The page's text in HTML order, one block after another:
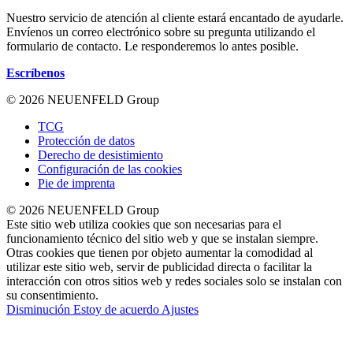
Nuestro servicio de atención al cliente estará encantado de ayudarle.
Envíenos un correo electrónico sobre su pregunta utilizando el
formulario de contacto. Le responderemos lo antes posible.
Escríbenos
© 2026 NEUENFELD Group
TCG
Protección de datos
Derecho de desistimiento
Configuración de las cookies
Pie de imprenta
© 2026 NEUENFELD Group
Este sitio web utiliza cookies que son necesarias para el
funcionamiento técnico del sitio web y que se instalan siempre.
Otras cookies que tienen por objeto aumentar la comodidad al
utilizar este sitio web, servir de publicidad directa o facilitar la
interacción con otros sitios web y redes sociales solo se instalan con
su consentimiento.
Disminución Estoy de acuerdo Ajustes